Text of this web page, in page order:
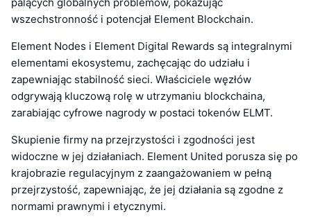
wszechstronność i potencjał Element Blockchain.
Element Nodes i Element Digital Rewards są integralnymi
elementami ekosystemu, zachęcając do udziału i
zapewniając stabilność sieci. Właściciele węzłów
odgrywają kluczową rolę w utrzymaniu blockchaina,
zarabiając cyfrowe nagrody w postaci tokenów ELMT.
Skupienie firmy na przejrzystości i zgodności jest
widoczne w jej działaniach. Element United porusza się po
krajobrazie regulacyjnym z zaangażowaniem w pełną
przejrzystość, zapewniając, że jej działania są zgodne z
normami prawnymi i etycznymi.